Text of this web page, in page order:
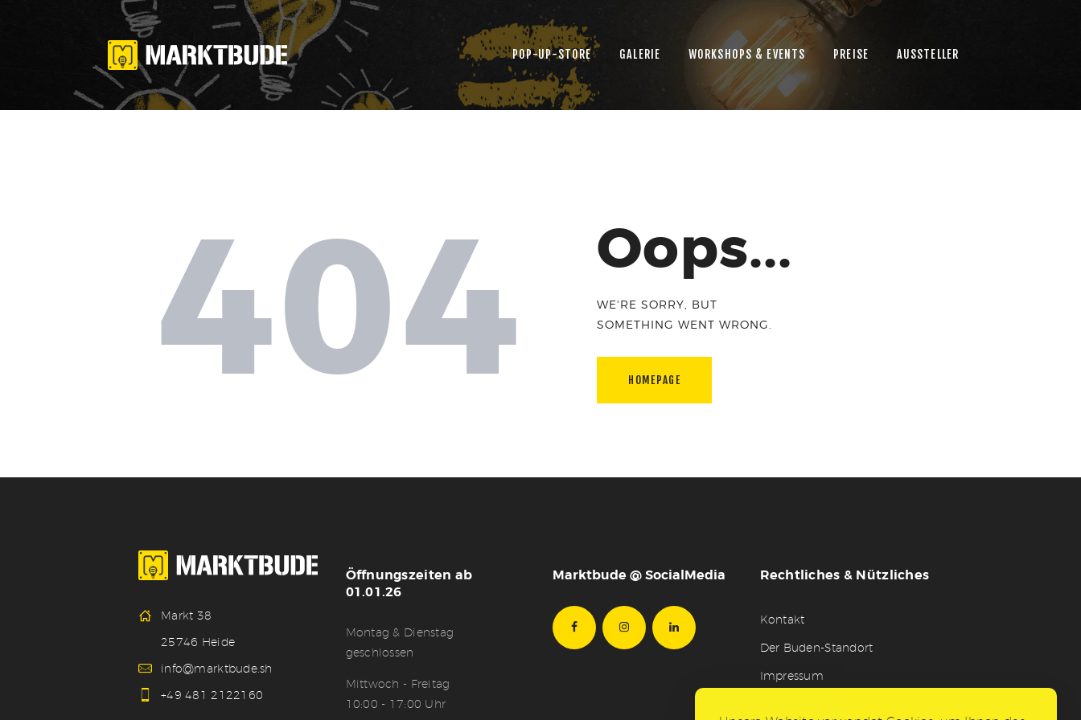
POP-UP-STORE GALERIE WORKSHOPS & EVENTS PREISE AUSSTELLER
Pop-up-Store
Workshops &
404 Oops...
WE'RE SORRY, BUT
SOMETHING WENT WRONG.
HOMEPAGE
Markt 38
25746 Heide
info@marktbude.sh
+49 481 2122160
Öffnungszeiten ab
01.01.26
Montag & Dienstag
geschlossen
Mittwoch - Freitag
10:00 - 17:00 Uhr
Marktbude @ SocialMedia Rechtliches & Nützliches
Kontakt
Der Buden-Standort
Impressum